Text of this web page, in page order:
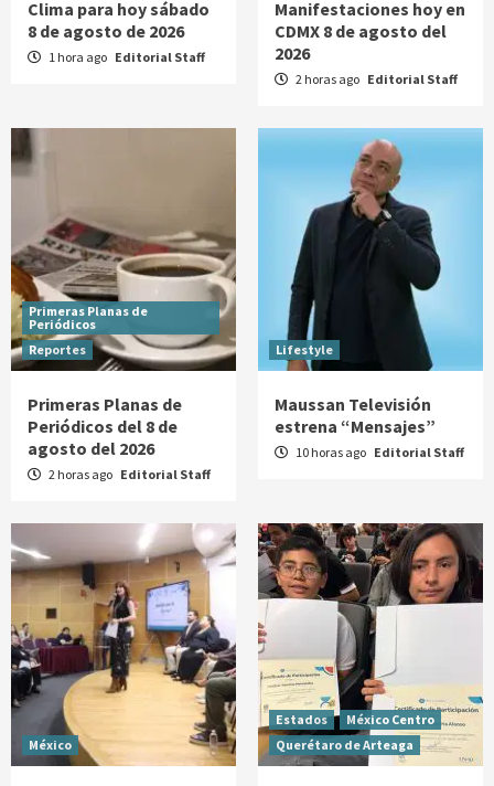
Clima para hoy sábado
8 de agosto de 2026
1 hora ago Editorial Staff
Manifestaciones hoy en
CDMX 8 de agosto del
2026
2 horas ago Editorial Staff
Primeras Planas de
Periódicos
Reportes
Primeras Planas de
Periódicos del 8 de
agosto del 2026
2 horas ago Editorial Staff
Lifestyle
Maussan Televisión
estrena “Mensajes”
10 horas ago Editorial Staff
México
Estados
México Centro
Querétaro de Arteaga